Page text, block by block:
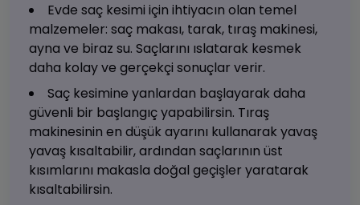
Evde saç kesimi için ihtiyacın olan temel
malzemeler: saç makası, tarak, tıraş makinesi,
ayna ve biraz su. Saçlarını ıslatarak kesmek
daha kolay ve gerçekçi sonuçlar verir.
Saç kesimine yanlardan başlayarak daha
güvenli bir başlangıç yapabilirsin. Tıraş
makinesinin en düşük ayarını kullanarak yavaş
yavaş kısaltabilir, ardından saçlarının üst
kısımlarını makasla doğal geçişler yaratarak
kısaltabilirsin.